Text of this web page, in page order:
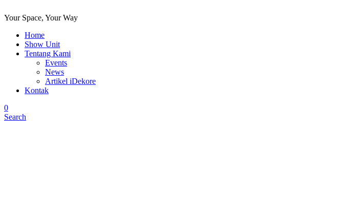
Your Space, Your Way
Home
Show Unit
Tentang Kami
Events
News
Artikel iDekore
Kontak
0
Search